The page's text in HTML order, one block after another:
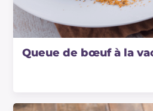
Queue de bœuf à la